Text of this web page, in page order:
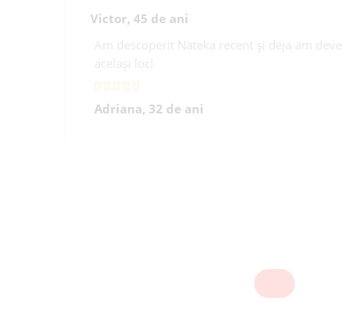
Victor, 45 de ani
Am descoperit Nateka recent și deja am
același loc!
Adriana, 32 de ani